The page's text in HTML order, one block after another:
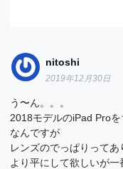
nitoshi
2019年12月30日
う〜ん。。。
2018モデルのiPad Proを
なんですが
レンズのでっぱりって
より平にして欲しいが一